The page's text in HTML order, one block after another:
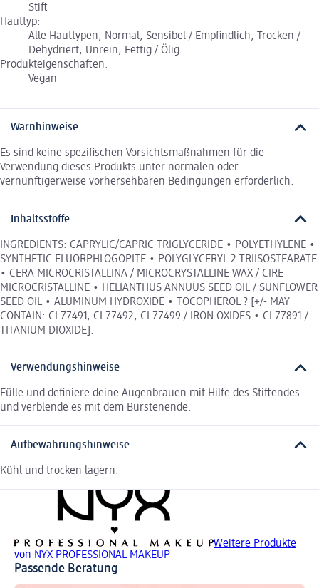
Stift
Hauttyp:
Alle Hauttypen, Normal, Sensibel / Empfindlich, Trocken /
Dehydriert, Unrein, Fettig / Ölig
Produkteigenschaften:
Vegan
Warnhinweise
Es sind keine spezifischen Vorsichtsmaßnahmen für die
Verwendung dieses Produkts unter normalen oder
vernünftigerweise vorhersehbaren Bedingungen erforderlich.
Inhaltsstoffe
INGREDIENTS: CAPRYLIC/CAPRIC TRIGLYCERIDE • POLYETHYLENE •
SYNTHETIC FLUORPHLOGOPITE • POLYGLYCERYL-2 TRIISOSTEARATE
• CERA MICROCRISTALLINA / MICROCRYSTALLINE WAX / CIRE
MICROCRISTALLINE • HELIANTHUS ANNUUS SEED OIL / SUNFLOWER
SEED OIL • ALUMINUM HYDROXIDE • TOCOPHEROL ? [+/- MAY
CONTAIN: CI 77491, CI 77492, CI 77499 / IRON OXIDES • CI 77891 /
TITANIUM DIOXIDE].
Verwendungshinweise
Fülle und definiere deine Augenbrauen mit Hilfe des Stiftendes
und verblende es mit dem Bürstenende.
Aufbewahrungshinweise
Kühl und trocken lagern.
Weitere Produkte
von NYX PROFESSIONAL MAKEUP
Passende Beratung